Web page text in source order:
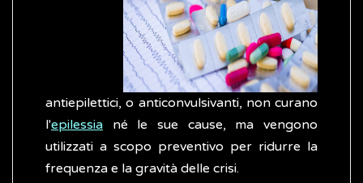
antiepilettici, o anticonvulsivanti, non curano
l'epilessia né le sue cause, ma vengono
utilizzati a scopo preventivo per ridurre la
frequenza e la gravità delle crisi.